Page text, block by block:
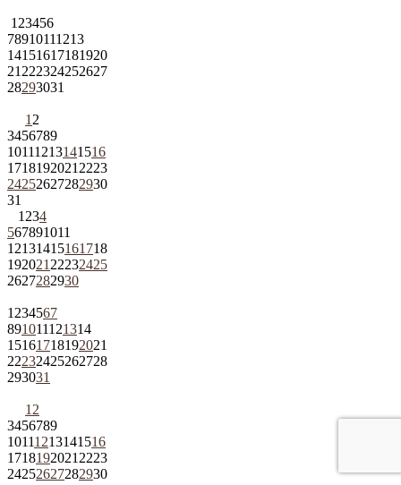
1 23456
78910111213
14151617181920
21 222324252627
28293031
1 2
3456789
10111213141516
1718192021 2223
24252627282930
31
1 234
567891011
12131415161718
192021 22232425
2627282930
1 234567
891011121314
15161718192021
22232425262728
293031
1 2
3456789
10111213141516
1718192021 2223
24252627282930